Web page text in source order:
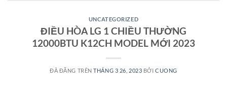
UNCATEGORIZED
ĐIỀU HÒA LG 1 CHIỀU THƯỜNG
12000BTU K12CH MODEL MỚI 2023
ĐÃ ĐĂNG TRÊNTHÁNG 3 26, 2023 BỞICUONG